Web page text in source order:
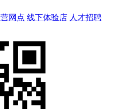
网点 线下体验店 人才招聘